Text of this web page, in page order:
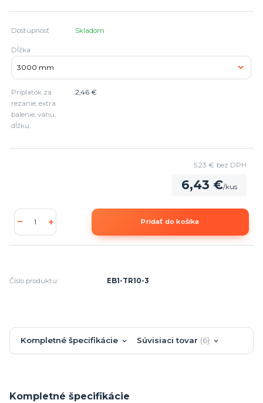
Dostupnosť Skladom
Dĺžka
Príplatok za
rezanie, extra
balenie, váhu,
dĺžku.
2,46 €
6,43 €/kus
5,23 € bez DPH
Pridať do košíka
Číslo produktu: EB1-TR10-3
Kompletné špecifikácie Súvisiaci tovar 6
Kompletné špecifikácie